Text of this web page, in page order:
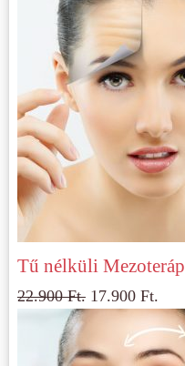
Tű nélküli
22.900Ft. 17.900Ft.